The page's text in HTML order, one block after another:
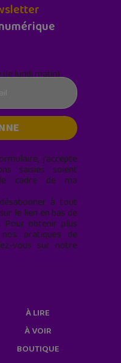
lundi matin)
j’accepte
saisies soient
cadre de ma
à tout
le lien en bas de
Pour obtenir plus
pratiques de
vous sur notre
À LIRE
À VOIR
BOUTIQUE